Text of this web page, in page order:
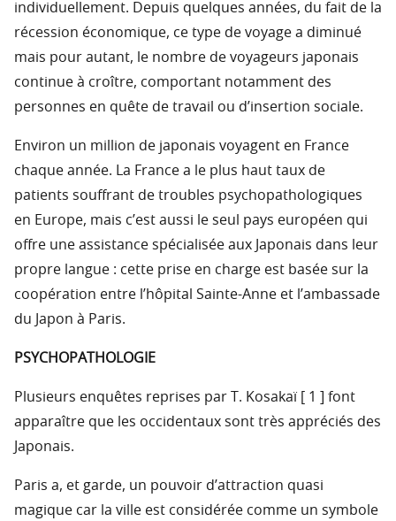
individuellement. Depuis quelques années, du fait de la
récession économique, ce type de voyage a diminué
mais pour autant, le nombre de voyageurs japonais
continue à croître, comportant notamment des
personnes en quête de travail ou d’insertion sociale.
Environ un million de japonais voyagent en France
chaque année. La France a le plus haut taux de
patients souffrant de troubles psychopathologiques
en Europe, mais c’est aussi le seul pays européen qui
offre une assistance spécialisée aux Japonais dans leur
propre langue : cette prise en charge est basée sur la
coopération entre l’hôpital Sainte-Anne et l’ambassade
du Japon à Paris.
PSYCHOPATHOLOGIE
Plusieurs enquêtes reprises par T. Kosakaï [ 1 ] font
apparaître que les occidentaux sont très appréciés des
Japonais.
Paris a, et garde, un pouvoir d’attraction quasi
magique car la ville est considérée comme un symbole